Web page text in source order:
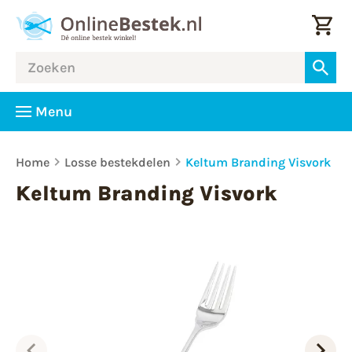
Menu
Home Losse bestekdelen Keltum Branding Visvork
Keltum Branding Visvork